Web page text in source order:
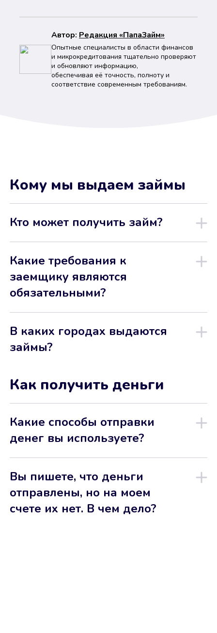
Автор: Peдaкция «ПапаЗайм»
Опытные специалисты в области финансов
и микрокредитования тщательно проверяют
и обновляют информацию,
обеспечивая её точность, полноту и
соответствие современным требованиям.
Кому мы выдаем займы
Кто может получить займ?
Какие требования к
заемщику являются
обязательными?
В каких городах выдаются
займы?
Как получить деньги
Какие способы отправки
денег вы используете?
Вы пишете, что деньги
отправлены, но на моем
счете их нет. В чем дело?